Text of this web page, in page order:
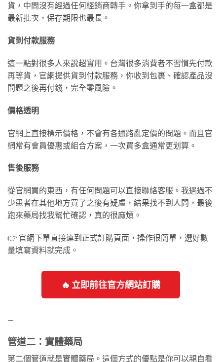
貨，中間沒有經過任何經銷商轉手。你拿到手的每一盒都是
最新批次，保存期限也最長。
貨到付款服務
這一點對很多人來說超實用。台灣很多消費者不習慣先付款
再等貨，官網提供貨到付款服務，你收到包裹、確認產品沒
問題之後再付錢，完全零風險。
價格透明
官網上直接標示價格，不會有各通路亂定價的問題。而且官
網常有會員優惠或組合方案，一次買多盒通常更划算。
售後服務
從官網買的東西，有任何問題可以直接聯絡客服。我遇過不
少患者在其他地方買了之後有疑慮，結果找不到人問，最後
跑來藥局找我幫忙確認，真的很麻煩。
👉 官網下單直接連到正式訂購頁面，操作很簡單，選好數
量填寫資料就完成。
🔥 立即前往官方網站訂購
—
管道二：實體藥局
第二個管道就是實體藥局。這個方式的優點是你可以親自看